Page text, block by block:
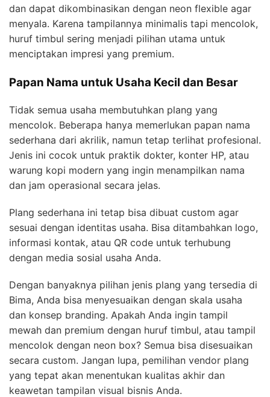
dan dapat dikombinasikan dengan neon flexible agar
menyala. Karena tampilannya minimalis tapi mencolok,
huruf timbul sering menjadi pilihan utama untuk
menciptakan impresi yang premium.
Papan Nama untuk Usaha Kecil dan Besar
Tidak semua usaha membutuhkan plang yang
mencolok. Beberapa hanya memerlukan papan nama
sederhana dari akrilik, namun tetap terlihat profesional.
Jenis ini cocok untuk praktik dokter, konter HP, atau
warung kopi modern yang ingin menampilkan nama
dan jam operasional secara jelas.
Plang sederhana ini tetap bisa dibuat custom agar
sesuai dengan identitas usaha. Bisa ditambahkan logo,
informasi kontak, atau QR code untuk terhubung
dengan media sosial usaha Anda.
Dengan banyaknya pilihan jenis plang yang tersedia di
Bima, Anda bisa menyesuaikan dengan skala usaha
dan konsep branding. Apakah Anda ingin tampil
mewah dan premium dengan huruf timbul, atau tampil
mencolok dengan neon box? Semua bisa disesuaikan
secara custom. Jangan lupa, pemilihan vendor plang
yang tepat akan menentukan kualitas akhir dan
keawetan tampilan visual bisnis Anda.